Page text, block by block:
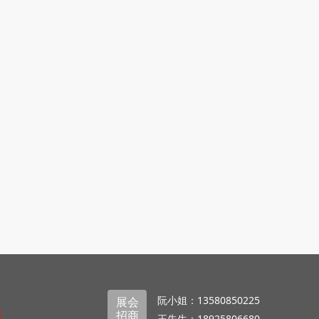
展会
招商
阮小姐：13580850225